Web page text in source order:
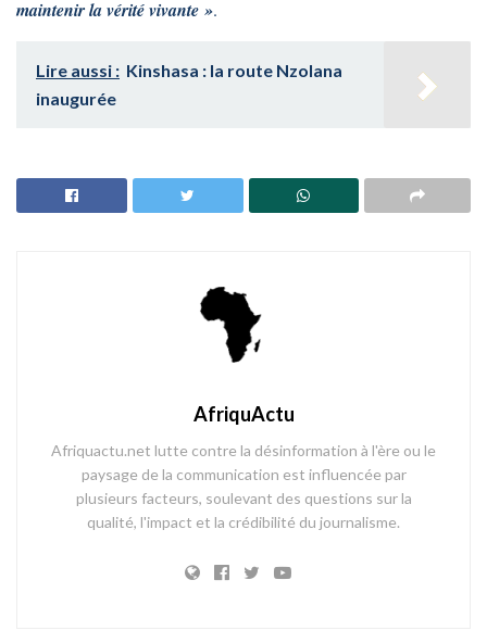
maintenir la vérité vivante ».
Lire aussi : Kinshasa : la route Nzolana
inaugurée
AfriquActu
Afriquactu.net lutte contre la désinformation à l'ère ou le
paysage de la communication est influencée par
plusieurs facteurs, soulevant des questions sur la
qualité, l'impact et la crédibilité du journalisme.